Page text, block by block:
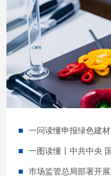
一问读懂申报绿色建